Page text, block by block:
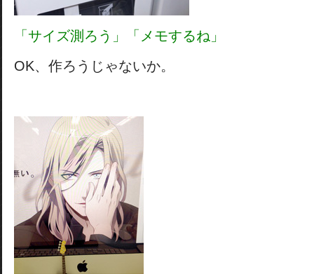
「サイズ測ろう」「メモするね」
OK、作ろうじゃないか。